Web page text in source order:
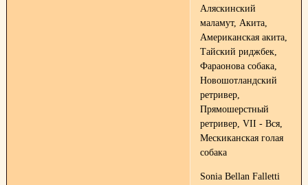
Аляскинский
маламут, Акита,
Американская акита,
Тайский риджбек,
Фараонова собака,
Новошотландский
ретривер,
Прямошерстный
ретривер, VII - Вся,
Мескиканская голая
собака
Sonia Bellan Falletti